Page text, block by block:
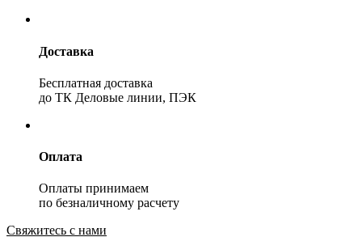
Доставка
Бесплатная доставка
до ТК Деловые линии, ПЭК
Оплата
Оплаты принимаем
по безналичному расчету
Свяжитесь с нами